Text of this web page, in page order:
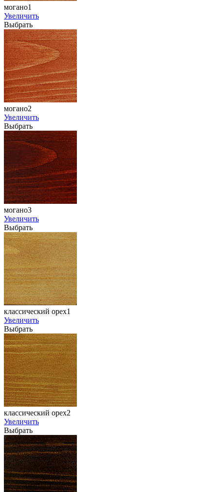
могано1
Увеличить
Выбрать
могано2
Увеличить
Выбрать
могано3
Увеличить
Выбрать
классический орех1
Увеличить
Выбрать
классический орех2
Увеличить
Выбрать